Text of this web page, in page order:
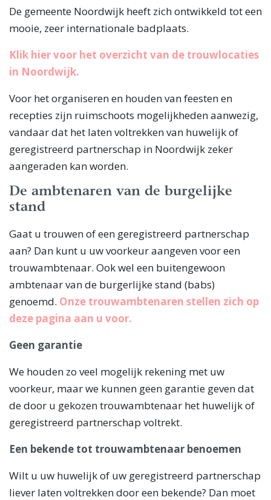
De gemeente Noordwijk heeft zich ontwikkeld tot een
mooie, zeer internationale badplaats.
Klik hier voor het overzicht van de trouwlocaties
in Noordwijk.
Voor het organiseren en houden van feesten en
recepties zijn ruimschoots mogelijkheden aanwezig,
vandaar dat het laten voltrekken van huwelijk of
geregistreerd partnerschap in Noordwijk zeker
aangeraden kan worden.
De ambtenaren van de burgelijke
stand
Gaat u trouwen of een geregistreerd partnerschap
aan? Dan kunt u uw voorkeur aangeven voor een
trouwambtenaar. Ook wel een buitengewoon
ambtenaar van de burgerlijke stand (babs)
genoemd. Onze trouwambtenaren stellen zich op
deze pagina aan u voor.
Geen garantie
We houden zo veel mogelijk rekening met uw
voorkeur, maar we kunnen geen garantie geven dat
de door u gekozen trouwambtenaar het huwelijk of
geregistreerd partnerschap voltrekt.
Een bekende tot trouwambtenaar benoemen
Wilt u uw huwelijk of uw geregistreerd partnerschap
liever laten voltrekken door een bekende? Dan moet